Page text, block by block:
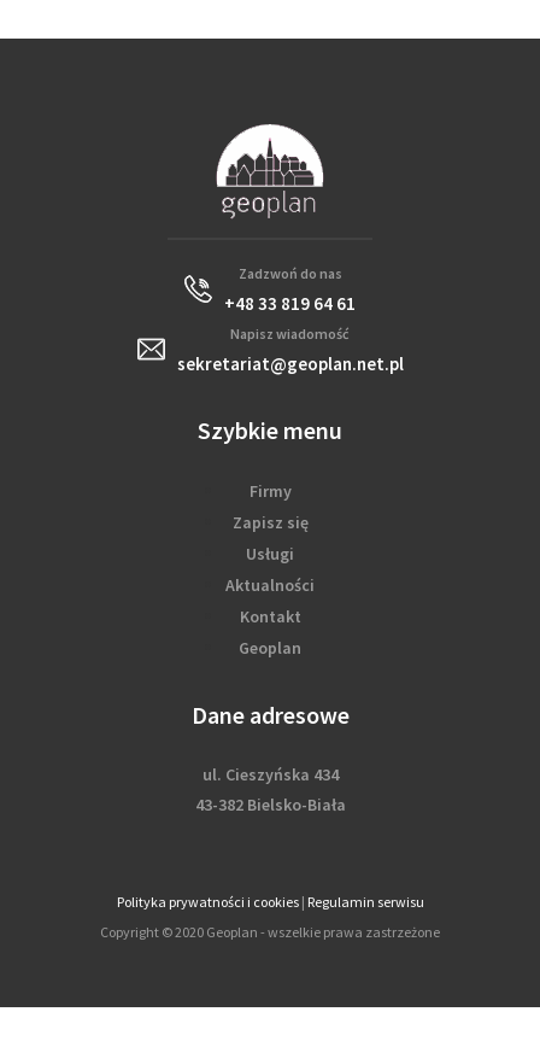
Zadzwoń do nas
+48 33 819 64 61
Napisz wiadomość
sekretariat@geoplan.net.pl
Szybkie menu
Firmy
Zapisz się
Usługi
Aktualności
Kontakt
Geoplan
Dane adresowe
ul. Cieszyńska 434
43-382 Bielsko-Biała
Polityka prywatności i cookies| Regulamin serwisu
Copyright © 2020 Geoplan - wszelkie prawa zastrzeżone